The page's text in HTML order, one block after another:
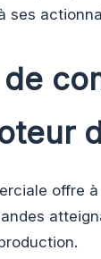
ses
offre